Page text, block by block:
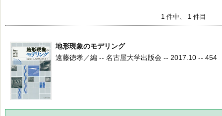
1 件中、 1 件目
地形現象のモデリング
遠藤徳孝／編 -- 名古屋大学出版会 -- 2017.10 -- 454